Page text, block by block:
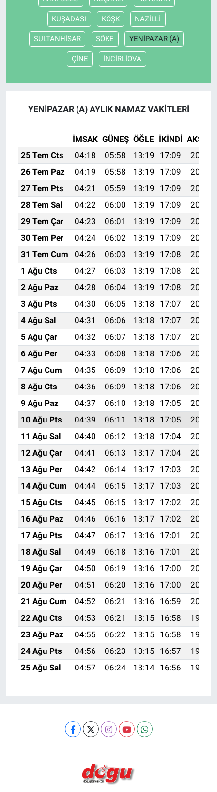
KUŞADASI KÖŞK NAZİLLİ
SULTANHİSAR SÖKE YENİPAZAR (A)
ÇİNE İNCİRLİOVA
YENİPAZAR (A) AYLIK NAMAZ VAKITLERI
İMSAK GÜNEŞ ÖĞLE İKINDI AKŞAM
25 Tem Cts
04:18 05:58 13:19 17:09
20:30
26 Tem Paz
04:19 05:58 13:19 17:09
20:29
27 Tem Pts
04:21 05:59 13:19 17:09
20:28
28 Tem Sal
04:22 06:00 13:19 17:09
20:28
29 Tem Çar
04:23 06:01 13:19 17:09
20:27
30 Tem Per
04:24 06:02 13:19 17:09
20:26
31 Tem Cum
04:26 06:03 13:19 17:08
20:25
1 Ağu Cts
04:27 06:03 13:19 17:08
20:24
2 Ağu Paz
04:28 06:04 13:19 17:08
20:23
3 Ağu Pts
04:30 06:05 13:18 17:07
20:22
4 Ağu Sal
04:31 06:06 13:18 17:07
20:21
5 Ağu Çar
04:32 06:07 13:18 17:07
20:20
6 Ağu Per
04:33 06:08 13:18 17:06
20:19
7 Ağu Cum
04:35 06:09 13:18 17:06
20:18
8 Ağu Cts
04:36 06:09 13:18 17:06
20:17
9 Ağu Paz
04:37 06:10 13:18 17:05
20:15
10 Ağu Pts
04:39 06:11 13:18 17:05
20:14
11 Ağu Sal
04:40 06:12 13:18 17:04
20:13
12 Ağu Çar
04:41 06:13 13:17 17:04
20:12
13 Ağu Per
04:42 06:14 13:17 17:03
20:11
14 Ağu Cum
04:44 06:15 13:17 17:03
20:10
15 Ağu Cts
04:45 06:15 13:17 17:02
20:08
16 Ağu Paz
04:46 06:16 13:17 17:02
20:07
17 Ağu Pts
04:47 06:17 13:16 17:01
20:06
18 Ağu Sal
04:49 06:18 13:16 17:01
20:04
19 Ağu Çar
04:50 06:19 13:16 17:00
20:03
20 Ağu Per
04:51 06:20 13:16 17:00
20:02
21 Ağu Cum
04:52 06:21 13:16 16:59
20:00
22 Ağu Cts
04:53 06:21 13:15 16:58
19:59
23 Ağu Paz
04:55 06:22 13:15 16:58
19:58
24 Ağu Pts
04:56 06:23 13:15 16:57
19:56
25 Ağu Sal
04:57 06:24 13:14 16:56 19:55